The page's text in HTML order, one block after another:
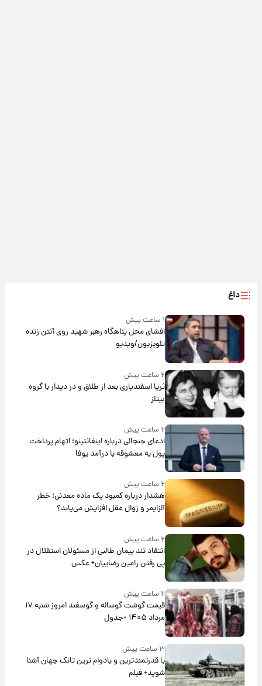
داغ
۱ ساعت پیش
افشای محل پناهگاه‌ رهبر شهید روی آنتن زنده
تلویزیون/ویدیو
۲ ساعت پیش
ثریا اسفندیاری بعد از طلاق و در دیدار با گروه
بیتلز
۲ ساعت پیش
ادعای جنجالی درباره اینفانتینو؛ اتهام پرداخت
پول به معشوقه با درآمد یوفا
۲ ساعت پیش
هشدار درباره کمبود یک ماده معدنی؛ خطر
آلزایمر و زوال عقل افزایش می‌یابد؟
۲ ساعت پیش
انتقاد تند پیمان طالبی از مسئولان استقلال در
پی رفتن رامین رضاییان+ عکس
۲ ساعت پیش
قیمت گوشت گوساله و گوسفند امروز شنبه ۱۷
مرداد ۱۴۰۵ +جدول
۳ ساعت پیش
با قدرتمندترین و بادوام ترین تانک جهان آشنا
شوید+ فیلم